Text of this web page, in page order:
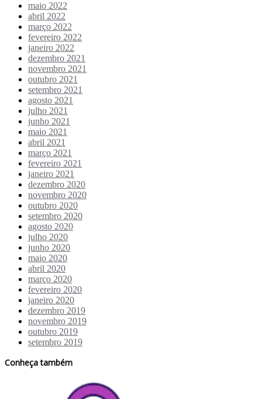
maio 2022
abril 2022
março 2022
fevereiro 2022
janeiro 2022
dezembro 2021
novembro 2021
outubro 2021
setembro 2021
agosto 2021
julho 2021
junho 2021
maio 2021
abril 2021
março 2021
fevereiro 2021
janeiro 2021
dezembro 2020
novembro 2020
outubro 2020
setembro 2020
agosto 2020
julho 2020
junho 2020
maio 2020
abril 2020
março 2020
fevereiro 2020
janeiro 2020
dezembro 2019
novembro 2019
outubro 2019
setembro 2019
Conheça também